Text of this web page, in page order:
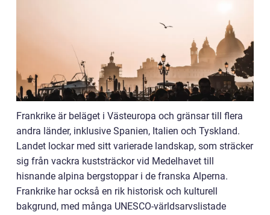
Frankrike är beläget i Västeuropa och gränsar till flera
andra länder, inklusive Spanien, Italien och Tyskland.
Landet lockar med sitt varierade landskap, som sträcker
sig från vackra kuststräckor vid Medelhavet till
hisnande alpina bergstoppar i de franska Alperna.
Frankrike har också en rik historisk och kulturell
bakgrund, med många UNESCO-världsarvslistade